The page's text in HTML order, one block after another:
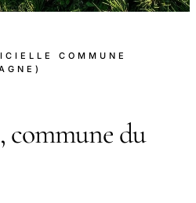
COMMUNE
commune du